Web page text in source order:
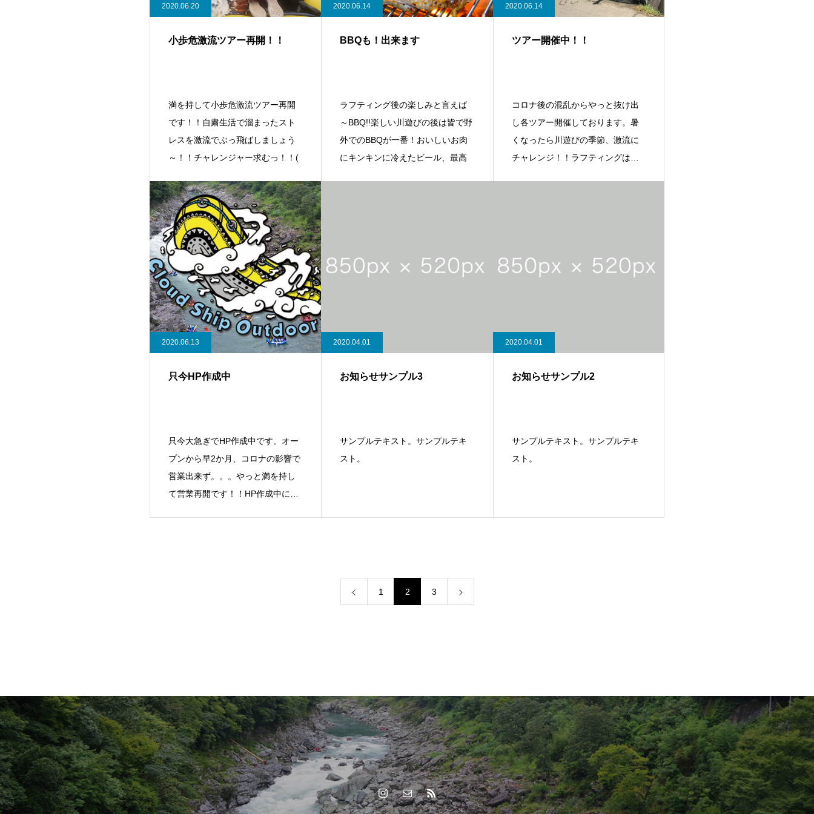
2020.06.20
小歩危激流ツアー再開！！
満を持して小歩危激流ツアー再開
です！！自粛生活で溜まったスト
レスを激流でぶっ飛ばしましょう
～！！チャレンジャー求むっ！！(
2020.06.14
BBQも！出来ます
ラフティング後の楽しみと言えば
～BBQ!!楽しい川遊びの後は皆で野
外でのBBQが一番！おいしいお肉
にキンキンに冷えたビール、最高
2020.06.14
ツアー開催中！！
コロナ後の混乱からやっと抜け出
し各ツアー開催しております。暑
くなったら川遊びの季節、激流に
チャレンジ！！ラフティングはも
2020.06.13
只今HP作成中
只今大急ぎでHP作成中です。オー
プンから早2か月、コロナの影響で
営業出来ず。。。やっと満を持し
て営業再開です！！HP作成中につ
2020.04.01
お知らせサンプル3
サンプルテキスト。サンプルテキ
スト。
2020.04.01
お知らせサンプル2
サンプルテキスト。サンプルテキ
スト。
1 2 3